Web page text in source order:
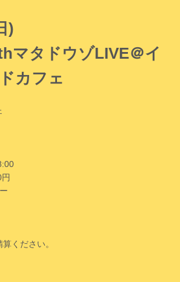
)
マタドウゾLIVE＠イ
カフェ
ください。